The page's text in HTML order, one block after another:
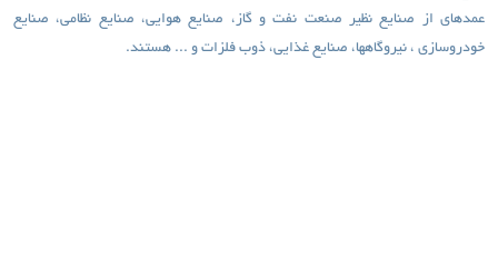
عمده­ای از صنایع نظیر صنعت نفت و گاز، صنایع هوایی، صنایع نظامی، صنایع
خودروسازی ، نیروگاه­ها، صنایع غذایی، ذوب فلزات و ... هستند.